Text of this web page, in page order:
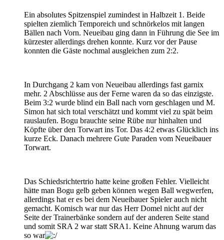
Ein absolutes Spitzenspiel zumindest in Halbzeit 1. Beide
spielten ziemlich Temporeich und schnörkelos mit langen
Bällen nach Vorn. Neueibau ging dann in Führung die See im
kürzester allerdings drehen konnte. Kurz vor der Pause
konnten die Gäste nochmal ausgleichen zum 2:2.
In Durchgang 2 kam von Neueibau allerdings fast garnix
mehr. 2 Abschlüsse aus der Ferne waren da so das einzigste.
Beim 3:2 wurde blind ein Ball nach vorn geschlagen und M.
Simon hat sich total verschätzt und kommt viel zu spät beim
rauslaufen. Bogu brauchte seine Rübe nur hinhalten und
Köpfte über den Torwart ins Tor. Das 4:2 etwas Glücklich ins
kurze Eck. Danach mehrere Gute Paraden vom Neueibauer
Torwart.
Das Schiedsrichtertrio hatte keine großen Fehler. Vielleicht
hätte man Bogu gelb geben können wegen Ball wegwerfen,
allerdings hat er es bei dem Neueibauer Spieler auch nicht
gemacht. Komisch war nur das Herr Domel nicht auf der
Seite der Trainerbänke sondern auf der anderen Seite stand
und somit SRA 2 war statt SRA1. Keine Ahnung warum das
so war